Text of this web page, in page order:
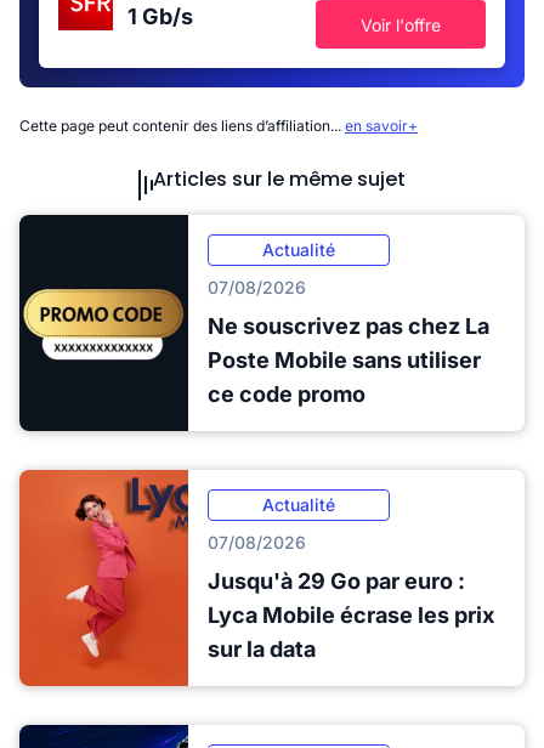
1 Gb/s Voir l'offre
Cette page peut contenir des liens d’affiliation... en savoir+
Articles sur le même sujet
Actualité
07/08/2026
Ne souscrivez pas chez La
Poste Mobile sans utiliser
ce code promo
Actualité
07/08/2026
Jusqu'à 29 Go par euro :
Lyca Mobile écrase les prix
sur la data